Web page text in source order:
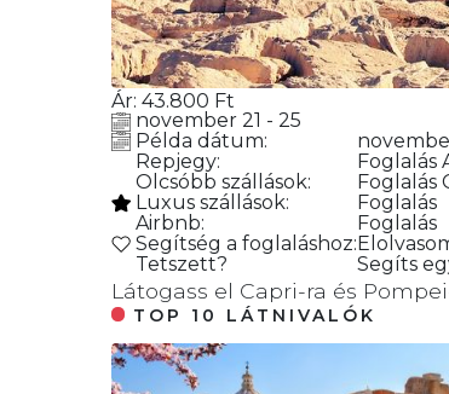
Ár: 43.800 Ft
november 21 - 25
Példa dátum:
Repjegy:
Foglalás
Olcsóbb szállások:
Foglalás
Luxus szállások:
Foglalás
Airbnb:
Foglalás
Segítség a foglaláshoz:
Tetszett?
Segíts
Látogass el Capri-ra és
TOP 10 LÁTNIVALÓK